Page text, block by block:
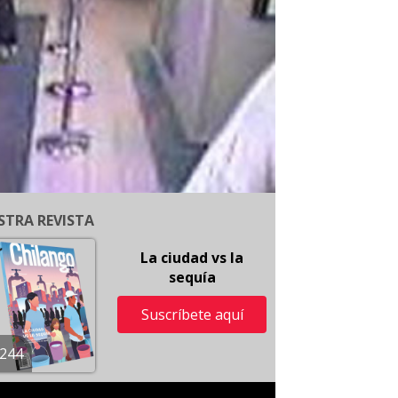
REVISTA
244
La ciudad vs la
sequía
Suscríbete aquí